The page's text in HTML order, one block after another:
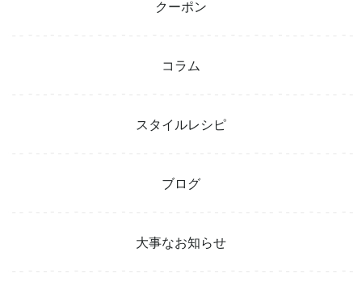
クーポン
コラム
スタイルレシピ
ブログ
大事なお知らせ